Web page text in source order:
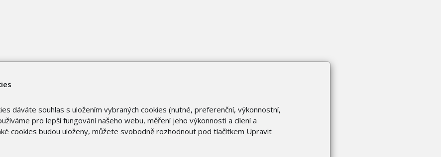
dáváte souhlas s uložením vybraných cookies (nutné, preferenční, výkonnostní,
pro lepší fungování našeho webu, měření jeho výkonnosti a cílení a
cookies budou uloženy, můžete svobodně rozhodnout pod tlačítkem Upravit